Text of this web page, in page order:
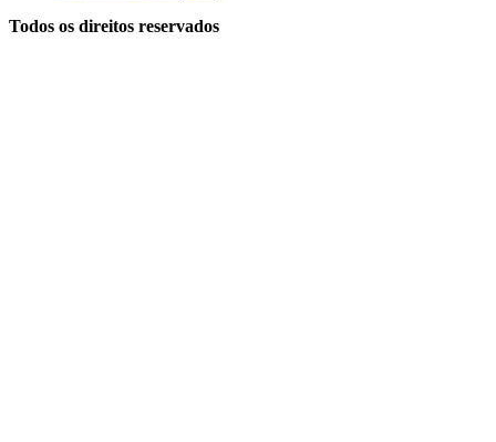
Todos os direitos reservados